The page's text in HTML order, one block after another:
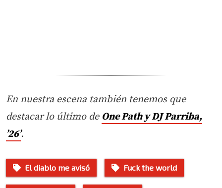
En nuestra escena también tenemos que
destacar lo último de One Path y DJ Parriba,
’26’.
El diablo me avisó Fuck the world